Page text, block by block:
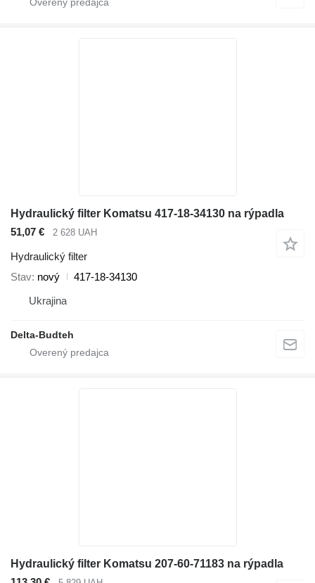
Hydraulický filter Komatsu 417-18-34130 na rýpadla
51,07 €
2 628 UAH
Hydraulický filter
Stav nový
417-18-34130
Ukrajina
Delta-Budteh
Hydraulický filter Komatsu 207-60-71183 na rýpadla